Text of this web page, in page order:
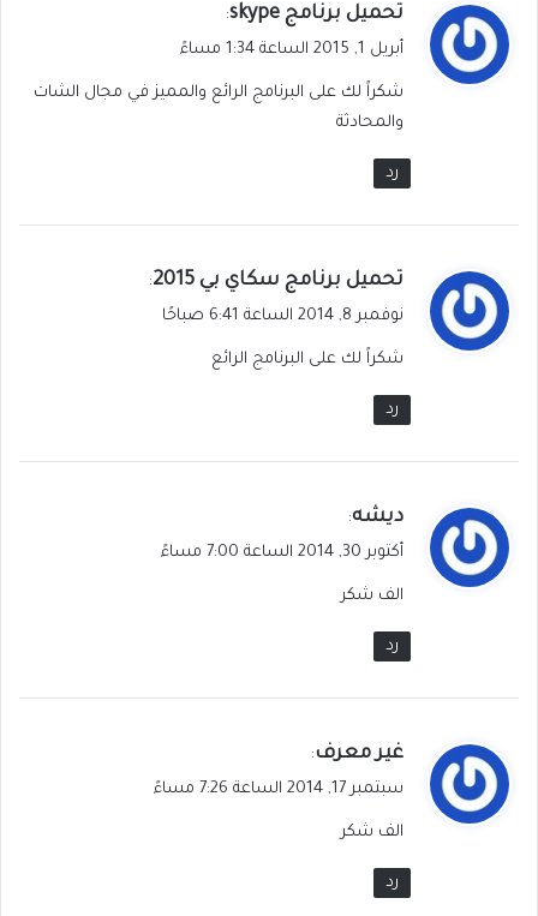
ي
ق
تحميل برنامج skype
:
أبريل 1, 2015 الساعة 1:34 مساءً
شكراً لك على البرنامج الرائع والمميز في مجال الشات
والمحادثة
رد
ي
ق
تحميل برنامج سكاي بي 2015
:
نوفمبر 8, 2014 الساعة 6:41 صباحًا
شكراً لك على البرنامج الرائع
رد
ي
ق
ديشه:
أكتوبر 30, 2014 الساعة 7:00 مساءً
الف شكر
رد
ي
ق
غير معرف:
سبتمبر 17, 2014 الساعة 7:26 مساءً
الف شكر
رد